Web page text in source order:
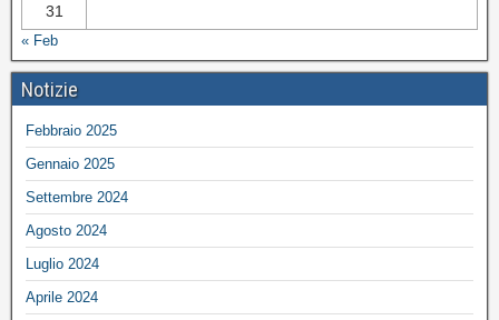
31
« Feb
Notizie
Febbraio 2025
Gennaio 2025
Settembre 2024
Agosto 2024
Luglio 2024
Aprile 2024